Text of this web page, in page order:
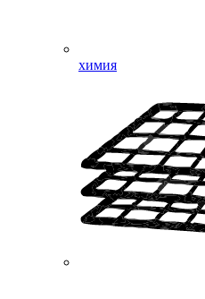
химия